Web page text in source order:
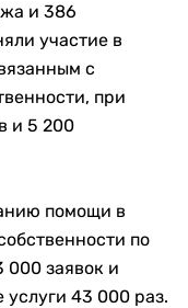
и 386
участие в
с
при
и 5 200
помощи в
по
000 заявок и
услуги 43 000 раз.